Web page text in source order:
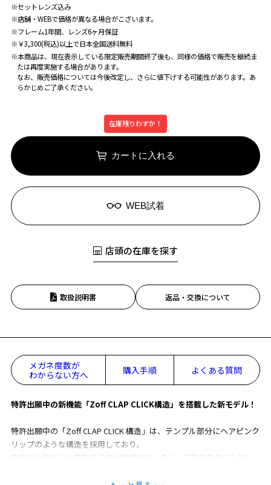
※セットレンズ込み
※店舗・WEBで価格が異なる場合がこざいます。
※フレーム1年間、レンズ6ヶ月保証
※￥3,300(税込)以上で日本全国送料無料
※本商品は、現在表示している限定販売期間終了後も、同様の価格で販売を継続ま
たは再度実施する場合があります。
なお、販売価格については今後改定し、さらに値下げする可能性があります。あ
らかじめご了承ください。
在庫残りわずか！
カートに入れる
WEB試着
店頭の在庫を探す
取扱説明書 返品・交換について
メガネ度数が
わからない方へ
購入手順 よくある質問
特許出願中の新機能「Zoff CLAP CLICK構造」を搭載した新モデル！
特許出願中の「Zoff CLAP CLICK 構造」は、テンプル部分にヘアピンク
リップのような構造を採用しており、
内側にも外側にも変形するのが特徴です。クリップ部を内側に“パチ